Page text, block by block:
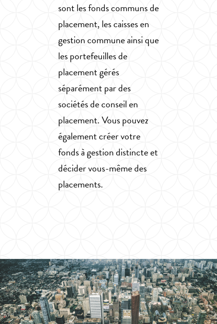
sont les fonds communs de
placement, les caisses en
gestion commune ainsi que
les portefeuilles de
placement gérés
séparément par des
sociétés de conseil en
placement. Vous pouvez
également créer votre
fonds à gestion distincte et
décider vous-même des
placements.